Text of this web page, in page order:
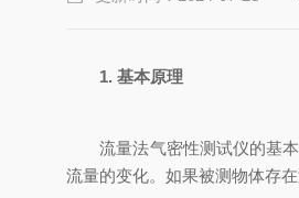
1. 基本原理
流量法气密性测试仪的基本
流量的变化。如果被测物体存